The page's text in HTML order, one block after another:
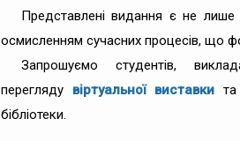
Представлені видання є не
осмисленням сучасних процесів, що
Запрошуємо студентів,
перегляду віртуальної виставки
бібліотеки.